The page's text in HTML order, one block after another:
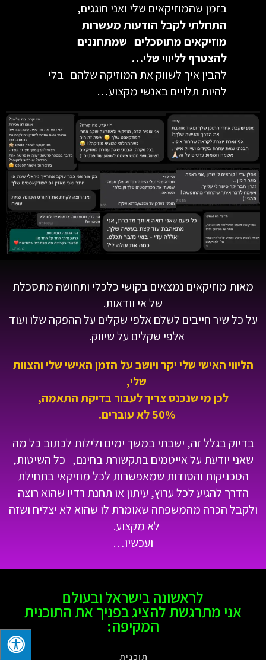
בזמן שהמוזיקאים שלי ואני חוגגים,
התחלתי לקבל הודעות מעשרות
מוזיקאים מתוסכלים שמתחננים
להצטרף לליווי שלי…
להבין איך לשווק את המוזיקה שלהם בלי
להיות תלויים באנשי מקצוע…
מאות מוזיקאים נמצאים בקושי כלכלי ותחושה מתסכלת
של אי וודאות.
על כל שיר חייבים לשלם אלפי שקלים על ההפקה שלו ועוד
אלפי שקלים על שיווק.
הליווי האישי שלי יקר ויושב על הזמן האישי שלי והצוות
שלי,
לכן מי שנכנס צריך לעבור בדיקת התאמה,
50% לא עוברים.
בדיוק בגלל זה, ישבתי במשך ימים ולילות לכתוב כל מה
שאני יודעת על אייטמים בתקשורת בחינם, כל השיטות,
הטכניקות והסודות שמאפשרות לכל מוזיקאי בתחילת
הדרך להגיע לכל ערוץ, עיתון או תחנת רדיו שהוא רוצה
ולקבל הכרה מהמשפחה שאומרת לו שהוא לא יצליח ושזה
לא מקצוע.
ועכשיו…
לראשונה בישראל ובעולם
אני מתרגשת להציג בפניך את התוכנית
המקיפה: